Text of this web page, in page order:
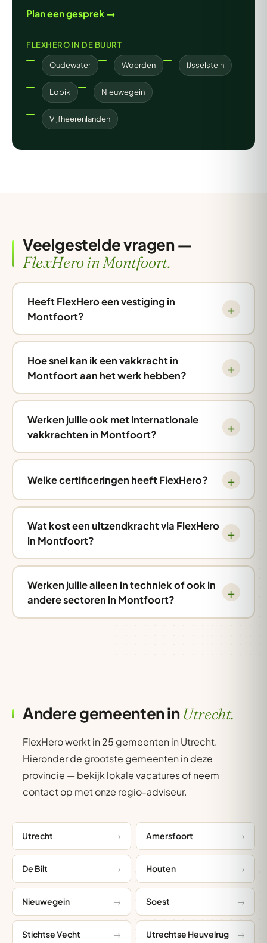
Plan een gesprek →
FLEXHERO IN DE BUURT
Oudewater Woerden IJsselstein
Lopik Nieuwegein
Vijfheerenlanden
Veelgestelde vragen —
FlexHero in Montfoort.
Heeft FlexHero een vestiging in
Montfoort?
Hoe snel kan ik een vakkracht in
Montfoort aan het werk hebben?
Werken jullie ook met internationale
vakkrachten in Montfoort?
Welke certificeringen heeft FlexHero?
Wat kost een uitzendkracht via FlexHero
in Montfoort?
Werken jullie alleen in techniek of ook in
andere sectoren in Montfoort?
Andere gemeenten in Utrecht.
FlexHero werkt in 25 gemeenten in Utrecht.
Hieronder de grootste gemeenten in deze
provincie — bekijk lokale vacatures of neem
contact op met onze regio-adviseur.
Utrecht Amersfoort
De Bilt Houten
Nieuwegein Soest
Stichtse Vecht Utrechtse Heuvelrug